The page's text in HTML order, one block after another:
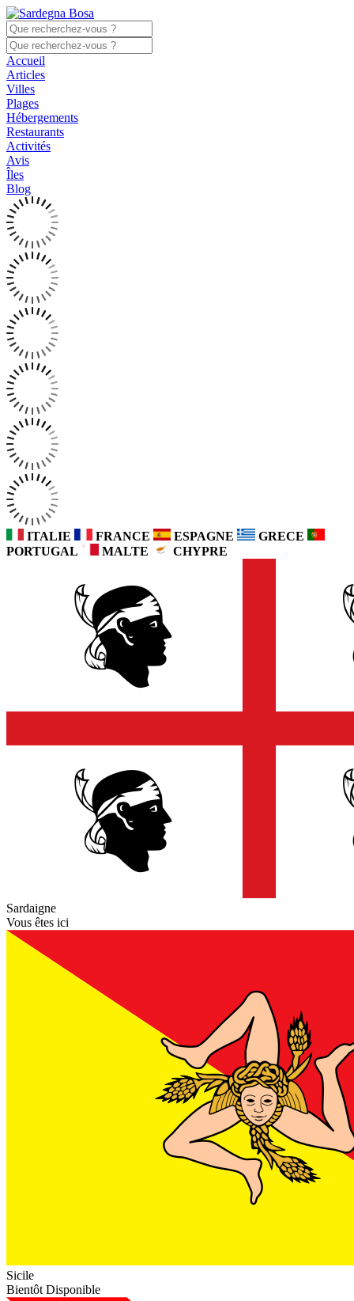
Accueil
Articles
Villes
Plages
Hébergements
Restaurants
Activités
Avis
Îles
Blog
ITALIE FRANCE ESPAGNE
GRECE
PORTUGAL
MALTE CHYPRE
Sardaigne
Vous êtes ici
Sicile
Bientôt Disponible